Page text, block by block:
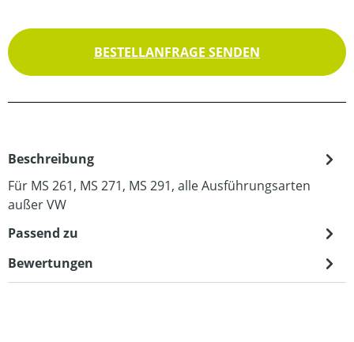
BESTELLANFRAGE SENDEN
Beschreibung
Für MS 261, MS 271, MS 291, alle Ausführungsarten
außer VW
Passend zu
Bewertungen